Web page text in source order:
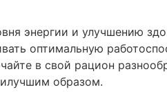
энергии и улучшению
оптимальную
в свой рацион
образом.